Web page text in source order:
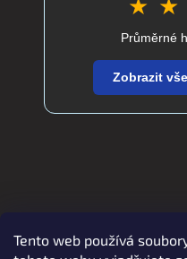
Tento web používá
★ ★
Průměrné
Zobrazit
Zboží.cz